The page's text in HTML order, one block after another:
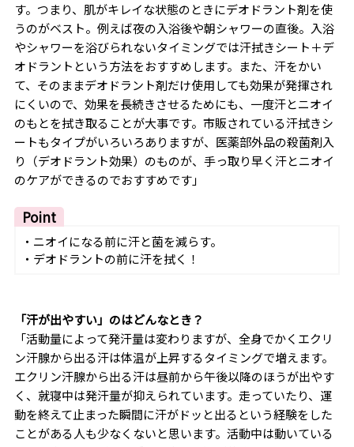
す。つまり、肌がキレイな状態のときにデオドラント剤を使
うのがベスト。例えば夜の入浴後や朝シャワーの直後。入浴
やシャワーを浴びられないタイミングでは汗拭きシート＋デ
オドラントという方法をおすすめします。また、汗をかい
て、そのままデオドラント剤だけ使用しても効果が発揮され
にくいので、効果を長続きさせるためにも、一度汗とニオイ
のもとを拭き取ることが大事です。市販されている汗拭きシ
ートもタイプがいろいろありますが、医薬部外品の殺菌剤入
り（デオドラント効果）のものが、手っ取り早く汗とニオイ
のケアができるのでおすすめです」
Point
・ニオイになる前に汗と菌を減らす。
・デオドラントの前に汗を拭く！
「汗が出やすい」のはどんなとき？
「活動量によって発汗量は変わりますが、全身でかくエクリ
ン汗腺から出る汗は体温が上昇するタイミングで増えます。
エクリン汗腺から出る汗は昼前から午後以降のほうが出やす
く、就寝中は発汗量が抑えられています。走っていたり、運
動を終えて止まった瞬間に汗がドッと出るという経験をした
ことがある人も少なくないと思います。活動中は動いている